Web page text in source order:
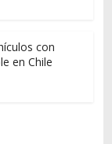
con
en Chile